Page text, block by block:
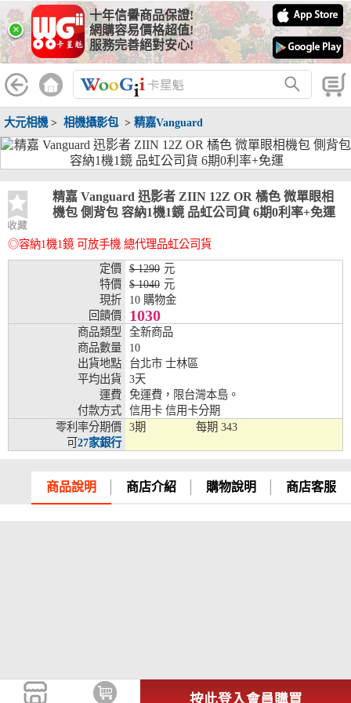
×
十年信譽商品保證!
網購容易價格超值!
服務完善絕對安心!
大元相機 > 相機攝影包> 精嘉Vanguard
收藏
精嘉 Vanguard 迅影者 ZIIN 12Z OR 橘色 微單眼相
機包 側背包 容納1機1鏡 品虹公司貨 6期0利率+免運
◎容納1機1鏡 可放手機 總代理品虹公司貨
定價
$ 1290 元
特價
$ 1040 元
現折
10 購物金
回饋價
1030
商品類型
全新商品
商品數量
10
出貨地點
台北市 士林區
平均出貨
3天
運費
免運費，限台灣本島。
付款方式
信用卡 信用卡分期
零利率分期價
可27家銀行
3期 每期 343
商品說明 商店介紹 購物說明 商店客服
按此登入會員購買
線上分期銀行
WooGii 與 綠界 合作，『信用卡分期付款』 與 『信用卡零利率
分期付款』 的配合銀行如下：
分期期數 提供分期之銀行
兆豐銀行、合作金庫、第一銀行、華南銀行、
彰化銀行、上海銀行、富邦銀行、國泰世華、
台灣企銀、台中銀行、匯豐銀行、華泰銀行、
銀、元大銀行、永豐銀行、玉山銀行、凱基銀
行、星展銀行、台新銀行、安泰銀行、中國信
兆豐銀行、合作金庫、第一銀行、華南銀行、
彰化銀行、上海銀行、富邦銀行、國泰世華、
台灣企銀、台中銀行、匯豐銀行、華泰銀行、
臺灣新光銀行、陽信銀行、聯邦銀行、遠東商
銀、元大銀行、永豐銀行、玉山銀行、凱基銀
行、星展銀行、台新銀行、安泰銀行、中國信
託、台灣樂天、三信商銀
12期
兆豐銀行、合作金庫、第一銀行、華南銀行、
彰化銀行、上海銀行、富邦銀行、國泰世華、
台灣企銀、台中銀行、匯豐銀行、華泰銀行、
臺灣新光銀行、陽信銀行、聯邦銀行、遠東商
銀、元大銀行、永豐銀行、玉山銀行、凱基銀
行、星展銀行、台新銀行、安泰銀行、中國信
兆豐銀行、合作金庫、第一銀行、華南銀行、
彰化銀行、上海銀行、富邦銀行、國泰世華、